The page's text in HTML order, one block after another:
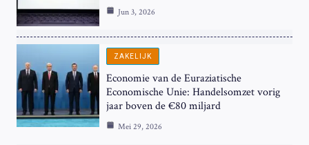
Jun 3, 2026
ZAKELIJK
Economie van de Euraziatische
Economische Unie: Handelsomzet vorig
jaar boven de €80 miljard
Mei 29, 2026